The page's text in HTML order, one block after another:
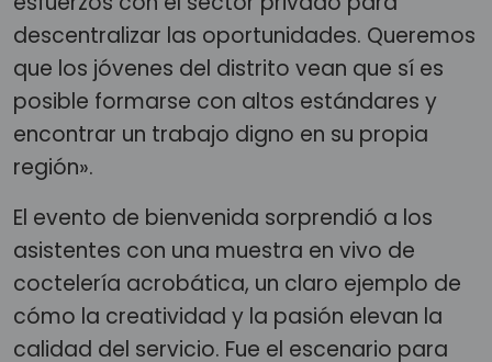
descentralizar las oportunidades. Queremos
que los jóvenes del distrito vean que sí es
posible formarse con altos estándares y
encontrar un trabajo digno en su propia
región».
El evento de bienvenida sorprendió a los
asistentes con una muestra en vivo de
coctelería acrobática, un claro ejemplo de
cómo la creatividad y la pasión elevan la
calidad del servicio. Fue el escenario para